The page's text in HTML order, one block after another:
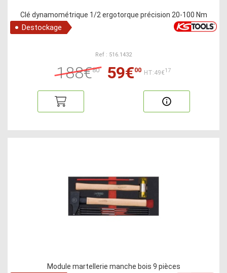
Clé dynamométrique 1/2 ergotorque précision 20-100 Nm
Destockage
Ref : 516.1432
188€80 59€00 HT:49€17
Module martellerie manche bois 9 pièces